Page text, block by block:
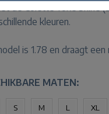
de Colette Yoke Shine
kleuren.
is 1.78 en draagt een
MATEN:
S M L XL